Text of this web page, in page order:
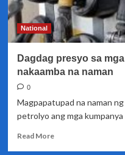
National
Dagdag presyo sa
nakaamba na naman
0
Magpapatupad na naman
petrolyo ang mga kumpanya
Read MoreRead